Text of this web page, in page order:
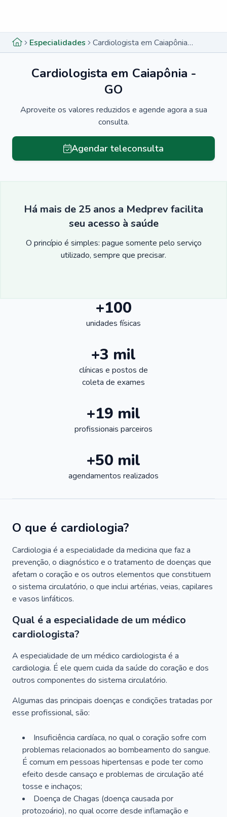
Especialidades Cardiologista em Caiapônia - GO
Cardiologista em Caiapônia -
GO
Aproveite os valores reduzidos e agende agora a sua
consulta.
Agendar teleconsulta
Há mais de 25 anos a Medprev facilita
seu acesso à saúde
O princípio é simples: pague somente pelo serviço
utilizado, sempre que precisar.
+100
unidades físicas
+3 mil
clínicas e postos de
coleta de exames
+19 mil
profissionais parceiros
+50 mil
agendamentos realizados
O que é cardiologia?
Cardiologia é a especialidade da medicina que faz a
prevenção, o diagnóstico e o tratamento de doenças que
afetam o coração e os outros elementos que constituem
o sistema circulatório, o que inclui artérias, veias, capilares
e vasos linfáticos.
Qual é a especialidade de um médico
cardiologista?
A especialidade de um médico cardiologista é a
cardiologia. É ele quem cuida da saúde do coração e dos
outros componentes do sistema circulatório.
Algumas das principais doenças e condições tratadas por
esse profissional, são:
Insuficiência cardíaca, no qual o coração sofre com
problemas relacionados ao bombeamento do sangue.
É comum em pessoas hipertensas e pode ter como
efeito desde cansaço e problemas de circulação até
tosse e inchaços;
Doença de Chagas (doença causada por
protozoário), no qual ocorre desde inflamação e